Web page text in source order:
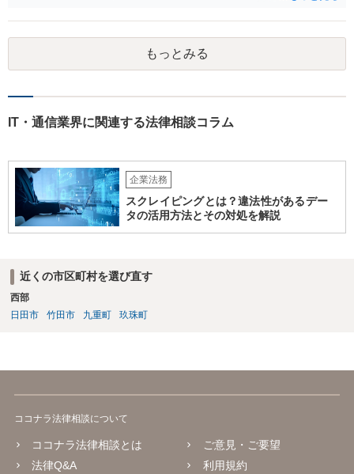
下さい。 (委託であるユーザー企業Ｂ社との関係) 例えば、 •プログラ
ミングスクールの生徒が開発案件に関わることを事前に把握•承諾して
いるか •準委任契約で要求される受託者の善管注意義務を果たせるか •
開発に関わった生徒がユーザー企業Ｂ社との間でプログラミングスク
ングスクールと生徒との間の契約関係•内容の整備（プログラミング講
や受託業務の遂行として扱われれないか（これらの対価としての給与•
報酬の発生の有無等） •生徒のミス等により発生した損害の責任の所在
（プログラミングスクールが責任を負う範囲、生徒が責任を負うこと
があるのか否か等） •開発案件に関わった生徒がユーザー企業の秘密を
漏洩しないような対策を講じる なお、インターネットを通じたプログ
術の教授」(いわゆるパソコン教室)に該当するか否かについて、消費者
庁及び経済産業省の検討の結果、「パソコンの操作に関する知識や技
術の教授と一体不可分とならない限り、『特定継続的役務』に該当し
meti.go.jp/policy/jigyou_saisei/kyousouryoku_kyouka/shinjigyo-kaitaku
もっとみる
IT・通信業界に関連する法律相談コラム
企業法務
スクレイピングとは？違法性があるデー
タの活用方法とその対処を解説
近くの市区町村を選び直す
西部
日田市
竹田市 九重町 玖珠町
ココナラ法律相談について
ココナラ法律相談とは
法律Q&A
ご意見・ご要望
利用規約